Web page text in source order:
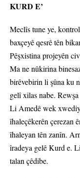
KURD E’
Meclîs tune ye,
baxçeyê qesrê tên
Pêşxistina projeyên
Ma ne nûkirina
birêvebirin li şûna ku
gelî xilas nabe.
Li Amedê wek
îhaleçêkerên çerezan
îhaleyan tên zanîn.
îradeya gelê Kurd e.
talan çêdibe.